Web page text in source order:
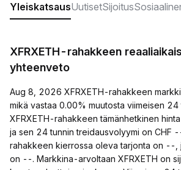
YleiskatsausUutisetSijoitus
XFRXETH-rahakkeen
yhteenveto
Aug 8, 2026 XFRXETH-rahakkeen
mikä vastaa 0.00% muutosta viimeisen 24
XFRXETH-rahakkeen tämänhetkinen
ja sen 24 tunnin treidausvolyymi on CHF
rahakkeen kierrossa oleva tarjonta on --,
on --. Markkina-arvoltaan XFRXETH on